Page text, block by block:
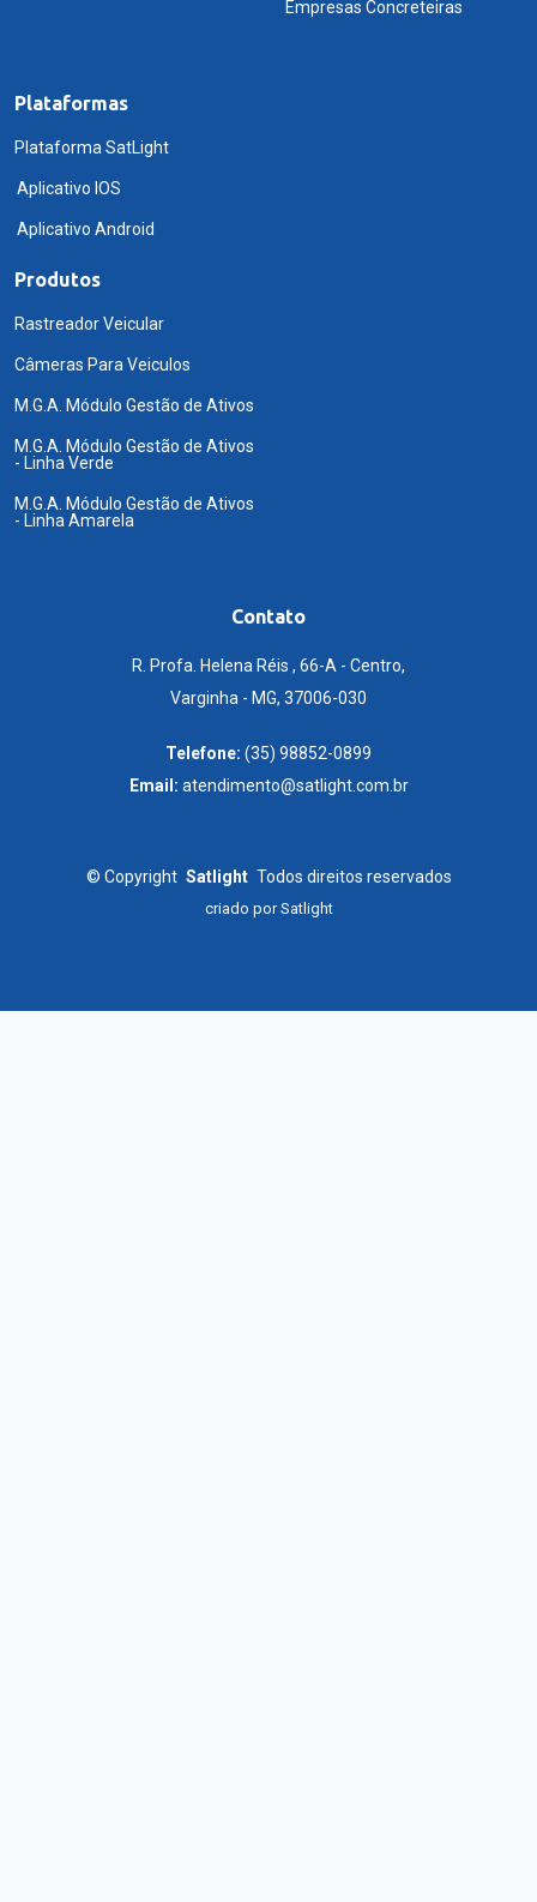
Empresas Concreteiras
Plataformas
Plataforma SatLight
Aplicativo IOS
Aplicativo Android
Produtos
Rastreador Veicular
Câmeras Para Veiculos
M.G.A. Módulo Gestão de Ativos
M.G.A. Módulo Gestão de Ativos
- Linha Verde
M.G.A. Módulo Gestão de Ativos
- Linha Amarela
Contato
R. Profa. Helena Réis , 66-A - Centro,
Varginha - MG, 37006-030
Telefone: (35) 98852-0899
Email: atendimento@satlight.com.br
© Copyright Satlight Todos direitos reservados
criado porSatlight